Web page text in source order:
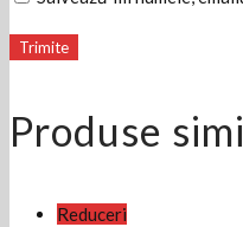
Produse
Reduceri